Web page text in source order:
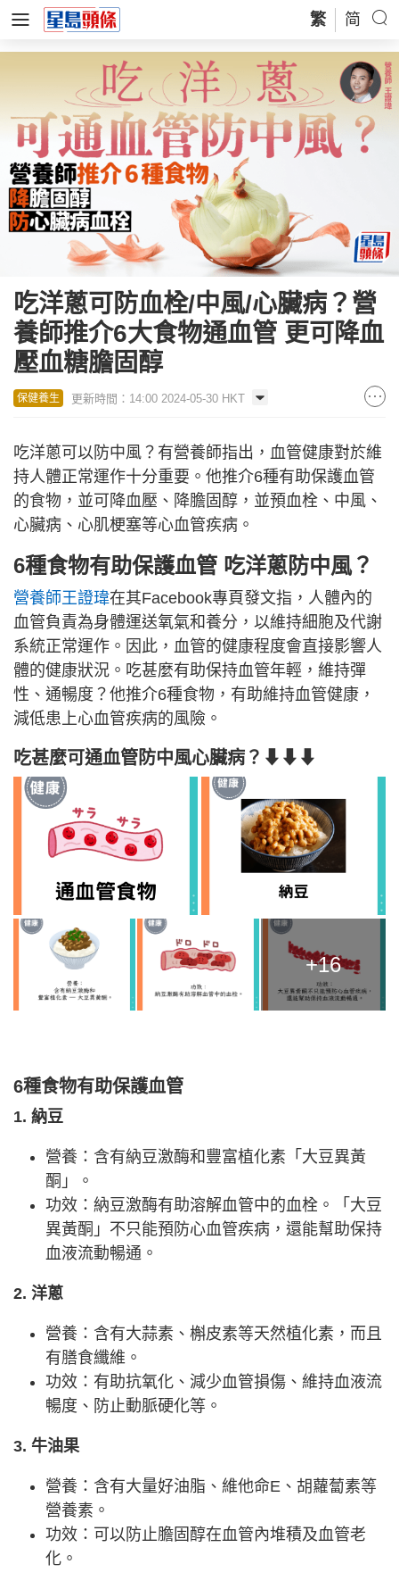
繁 简
吃洋蔥可防血栓/中風/心臟病？營
養師推介6大食物通血管 更可降血
壓血糖膽固醇
保健養生 更新時間：14:00 2024-05-30 HKT
吃洋蔥可以防中風？有營養師指出，血管健康對於維
持人體正常運作十分重要。他推介6種有助保護血管
的食物，並可降血壓、降膽固醇，並預血栓、中風、
心臟病、心肌梗塞等心血管疾病。
6種食物有助保護血管 吃洋蔥防中風？
營養師王證瑋在其Facebook專頁發文指，人體內的
血管負責為身體運送氧氣和養分，以維持細胞及代謝
系統正常運作。因此，血管的健康程度會直接影響人
體的健康狀況。吃甚麼有助保持血管年輕，維持彈
性、通暢度？他推介6種食物，有助維持血管健康，
減低患上心血管疾病的風險。
吃甚麼可通血管防中風心臟病？⬇⬇⬇
+16
6種食物有助保護血管
1. 納豆
營養：含有納豆激酶和豐富植化素「大豆異黃
酮」。
功效：納豆激酶有助溶解血管中的血栓。「大豆
異黃酮」不只能預防心血管疾病，還能幫助保持
血液流動暢通。
2. 洋蔥
營養：含有大蒜素、槲皮素等天然植化素，而且
有膳食纖維。
功效：有助抗氧化、減少血管損傷、維持血液流
暢度、防止動脈硬化等。
3. 牛油果
營養：含有大量好油脂、維他命E、胡蘿蔔素等
營養素。
功效：可以防止膽固醇在血管內堆積及血管老
化。